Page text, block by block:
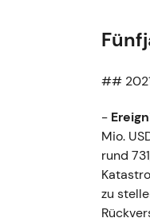
##
-
Mio.
rund
zu